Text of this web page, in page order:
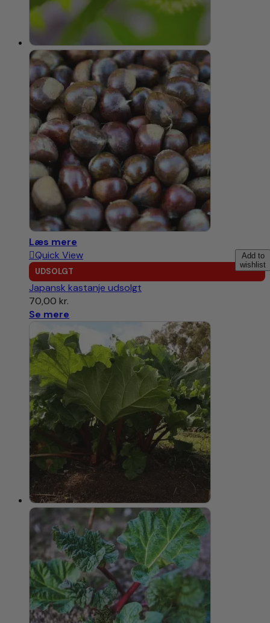
Læs mere
Add to
wishlist
Quick View
UDSOLGT
Japansk kastanje udsolgt
70,00 kr.
Se mere